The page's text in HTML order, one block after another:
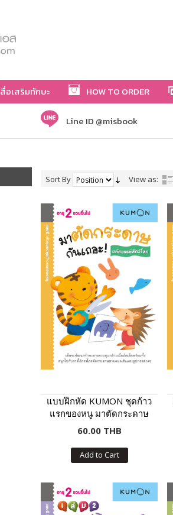
สื่อเสริมทักษะ HOW TO ORDER
Line ID @misbook
Sort By View as:
แบบฝึกหัด KUMON ชุดก้าว
แรกของหนู มาตัดกระดาษ
กันเถอะ : มหัศจรรย์สัตว์โลก
60.00 THB
Add to Cart